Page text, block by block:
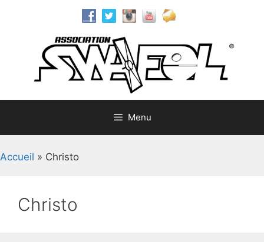
Menu
Accueil » Christo
Christo